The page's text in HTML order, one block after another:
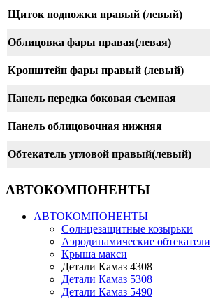
Щиток подножки правый (левый)
Облицовка фары правая(левая)
Кронштейн фары правый (левый)
Панель передка боковая съемная
Панель облицовочная нижняя
Обтекатель угловой правый(левый)
АВТОКОМПОНЕНТЫ
АВТОКОМПОНЕНТЫ
Солнцезащитные козырьки
Аэродинамические обтекатели
Крыша макси
Детали Камаз 4308
Детали Камаз 5308
Детали Камаз 5490